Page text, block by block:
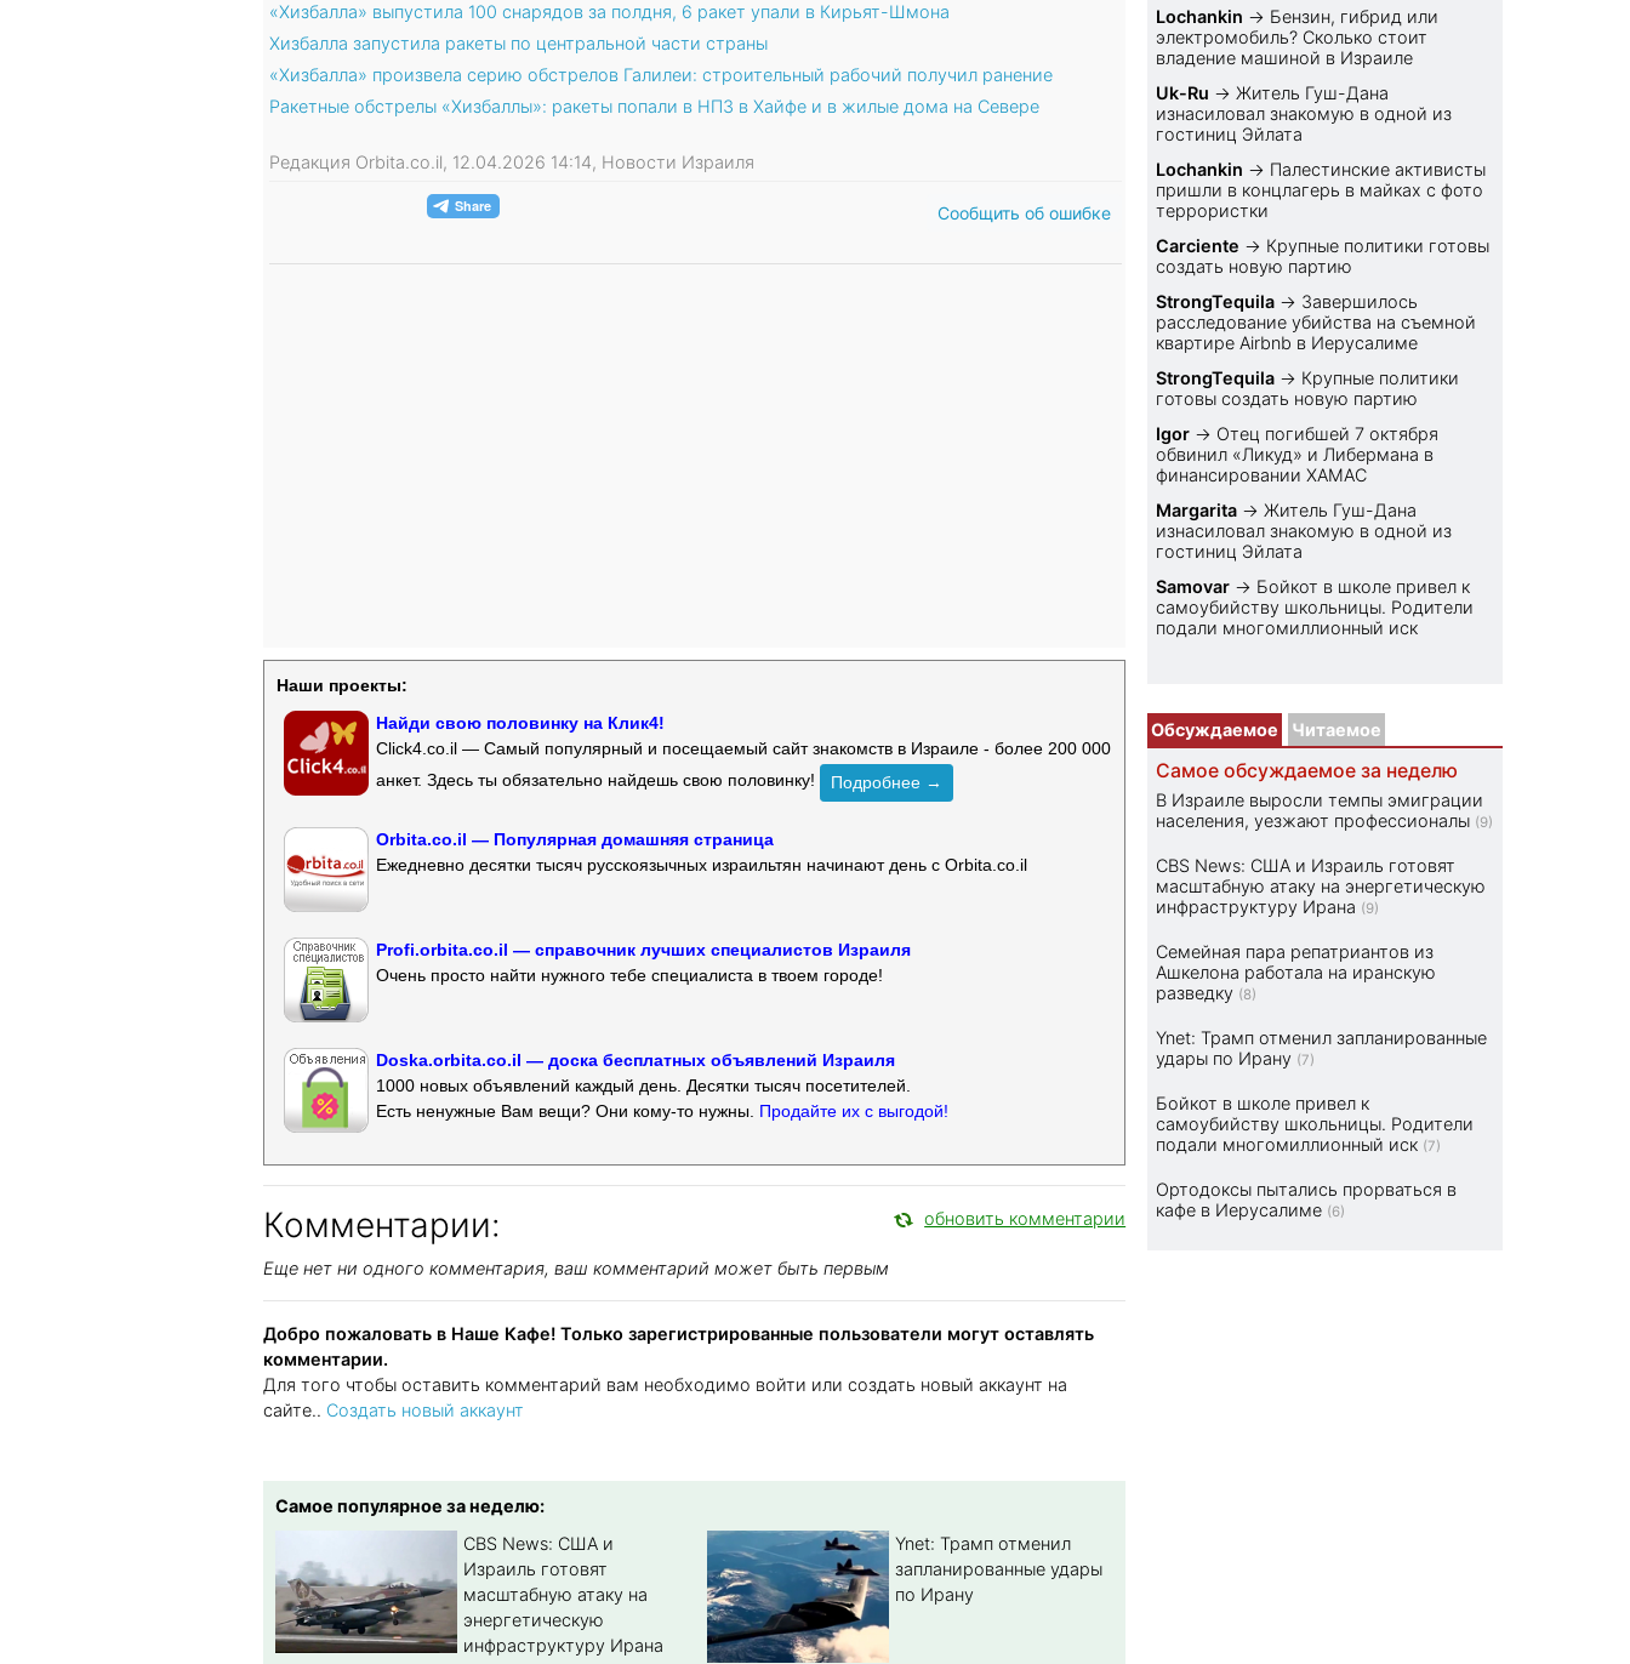
«Хизбалла» выпустила 100 снарядов за полдня, 6 ракет упали в Кирьят-Шмона
Хизбалла запустила ракеты по центральной части страны
«Хизбалла» произвела серию обстрелов Галилеи: строительный рабочий получил ранение
Ракетные обстрелы «Хизбаллы»: ракеты попали в НПЗ в Хайфе и в жилые дома на Севере
Редакция Orbita.co.il, 12.04.2026 14:14, Новости Израиля
Сообщить об ошибке
Наши проекты:
Найди свою половинку на Клик4!
Click4.co.il — Самый популярный и посещаемый сайт знакомств в Израиле - более 200 000
анкет. Здесь ты обязательно найдешь свою половинку!
Подробнее →
Orbita.co.il — Популярная домашняя страница
Ежедневно десятки тысяч русскоязычных израильтян начинают день с Orbita.co.il
Profi.orbita.co.il — справочник лучших специалистов Израиля
Очень просто найти нужного тебе специалиста в твоем городе!
Doska.orbita.co.il — доска бесплатных объявлений Израиля
1000 новых объявлений каждый день. Десятки тысяч посетителей.
Есть ненужные Вам вещи? Они кому-то нужны. Продайте их с выгодой!
Комментарии: обновить комментарии
Еще нет ни одного комментария, ваш комментарий может быть первым
Добро пожаловать в Наше Кафе! Только зарегистрированные пользователи могут оставлять
комментарии.
Для того чтобы оставить комментарий вам необходимо войти или создать новый аккаунт на
сайте.. Создать новый аккаунт
Самое популярное за неделю:
CBS News: США и
Израиль готовят
масштабную атаку на
энергетическую
инфраструктуру Ирана
Ynet: Трамп отменил
запланированные удары
по Ирану
Lochankin → Бензин, гибрид или
электромобиль? Cколько стоит
владение машиной в Израиле
Uk-Ru → Житель Гуш-Дана
изнасиловал знакомую в одной из
гостиниц Эйлата
Lochankin → Палестинские активисты
пришли в концлагерь в майках с фото
террористки
Carciente → Крупные политики готовы
создать новую партию
StrongTequila → Завершилось
расследование убийства на съемной
квартире Airbnb в Иерусалиме
StrongTequila → Крупные политики
готовы создать новую партию
Igor → Отец погибшей 7 октября
обвинил «Ликуд» и Либермана в
финансировании ХАМАС
Margarita → Житель Гуш-Дана
изнасиловал знакомую в одной из
гостиниц Эйлата
Samovar → Бойкот в школе привел к
самоубийству школьницы. Родители
подали многомиллионный иск
Обсуждаемое Читаемое
Самое обсуждаемое за неделю
В Израиле выросли темпы эмиграции
населения, уезжают профессионалы (9)
CBS News: США и Израиль готовят
масштабную атаку на энергетическую
инфраструктуру Ирана (9)
Семейная пара репатриантов из
Ашкелона работала на иранскую
разведку (8)
Ynet: Трамп отменил запланированные
удары по Ирану (7)
Бойкот в школе привел к
самоубийству школьницы. Родители
подали многомиллионный иск (7)
Ортодоксы пытались прорваться в
кафе в Иерусалиме (6)